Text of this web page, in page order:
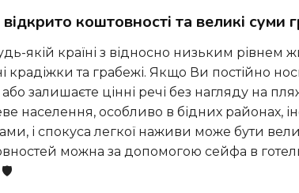
відкрито коштовності та великі суми
крадіжки та грабежі. Якщо Ви постійно
або залишаєте цінні речі без нагляду на
населення, особливо в бідних районах,
і спокуса легкої наживи може бути
можна за допомогою сейфа в
🛡️